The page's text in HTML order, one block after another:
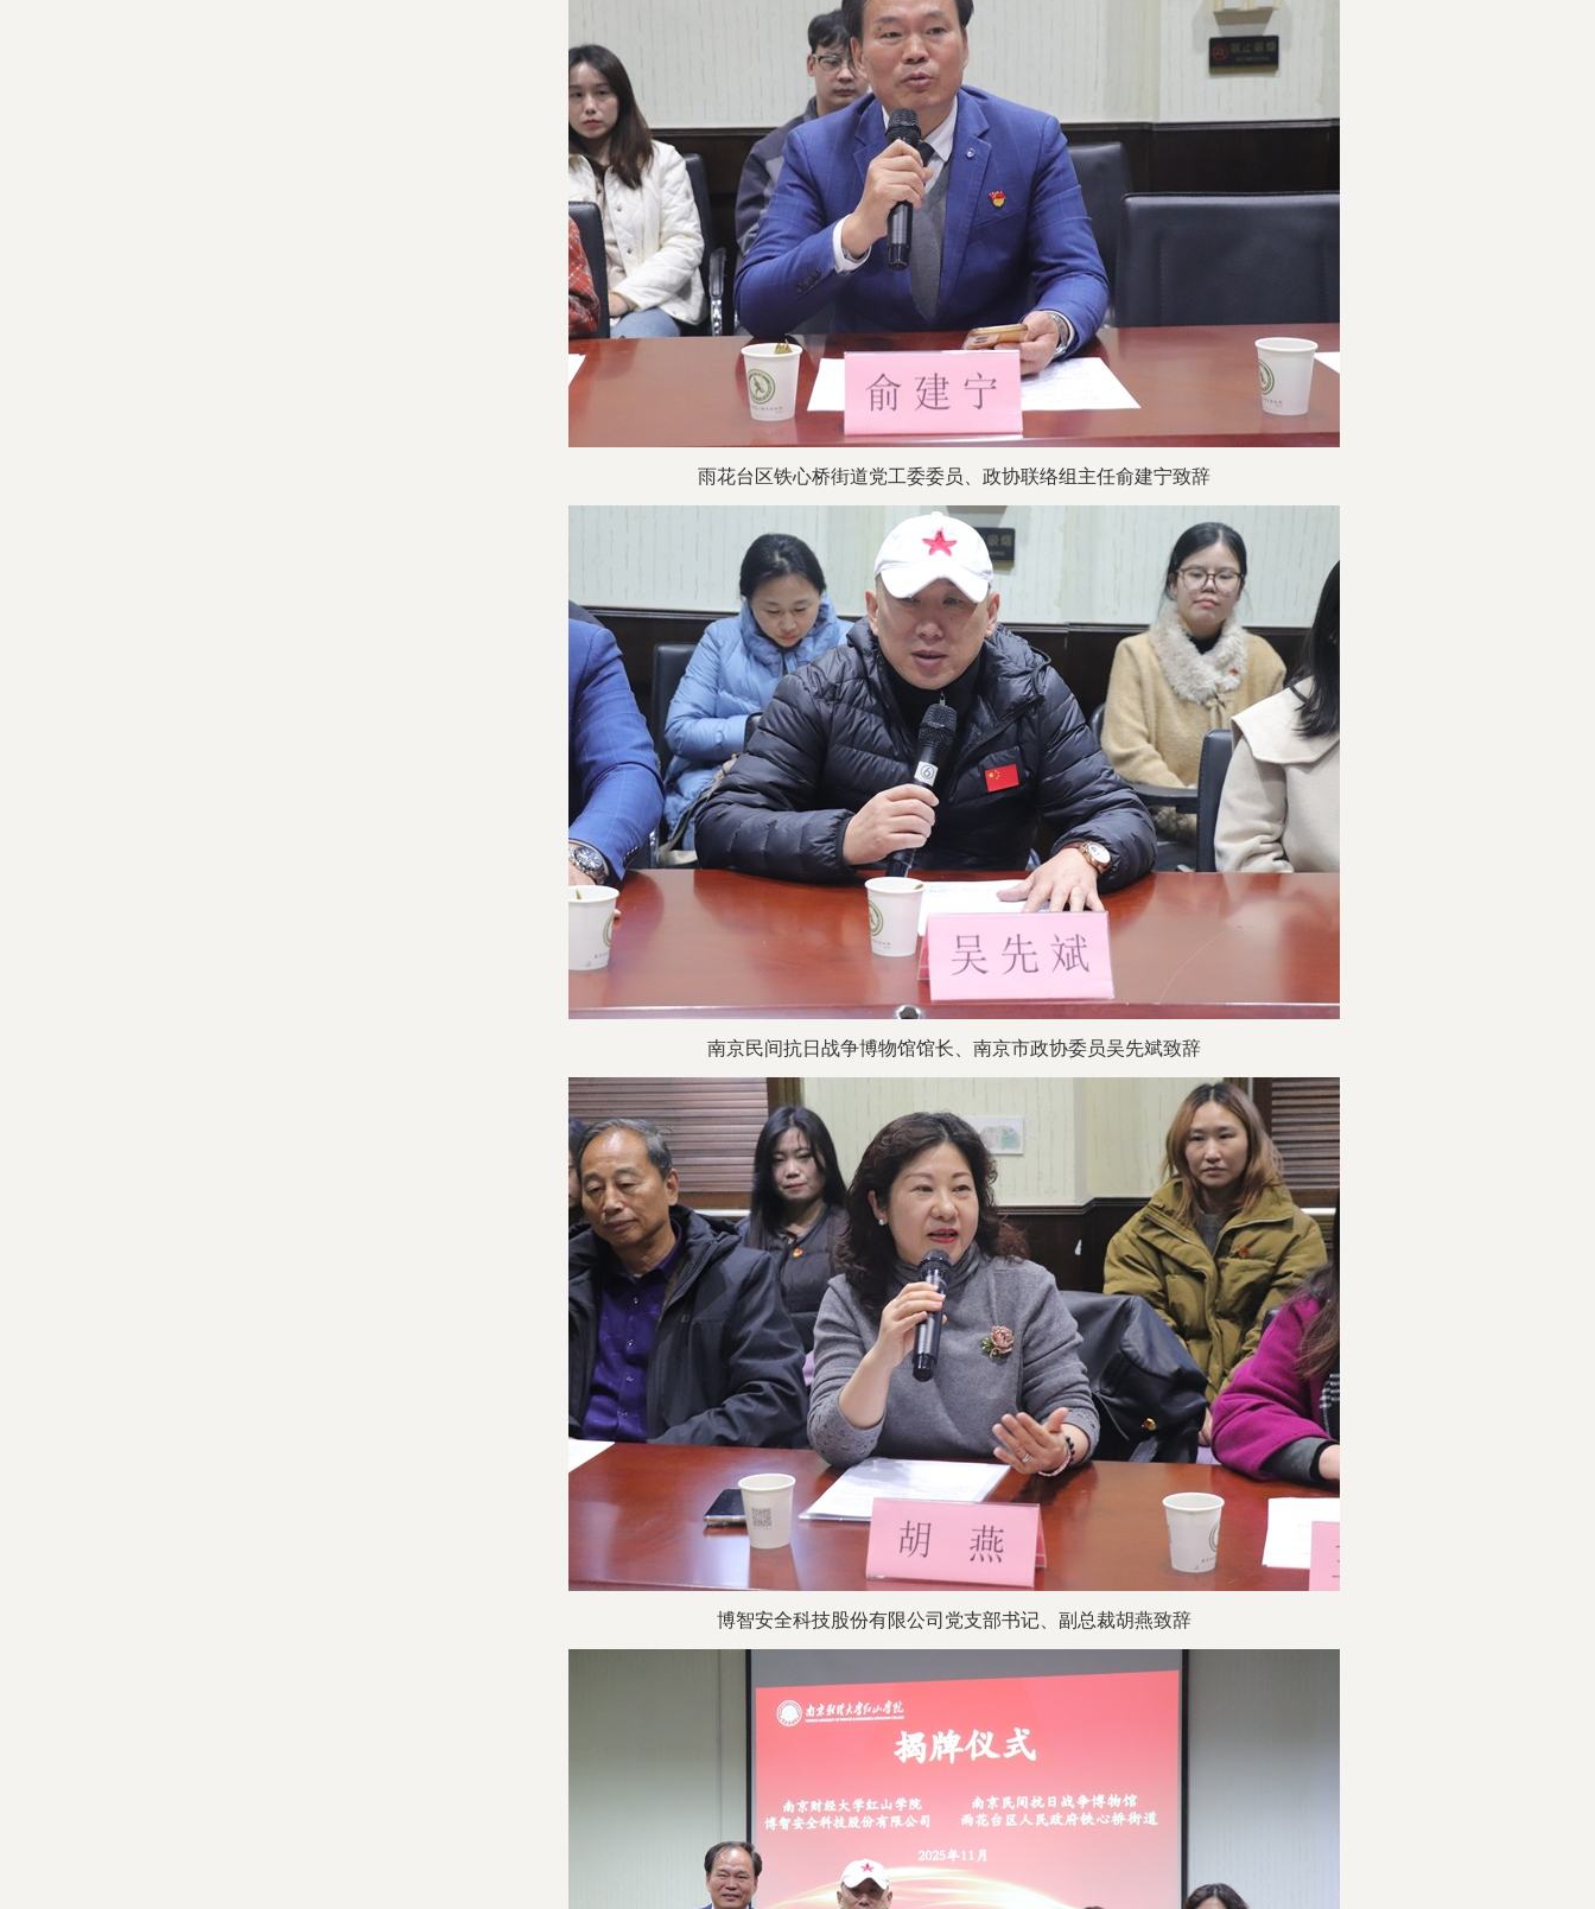
雨花台区铁心桥街道党工委委员、 政协联络组主任俞建宁致辞
南京民间抗日战争博物馆馆长、 南京市政协委员吴先斌致辞
博智安全科技股份有限公司党支部书记、 副总裁胡燕致辞